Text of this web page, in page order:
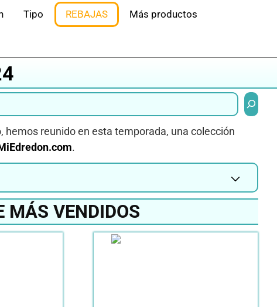
Tipo REBAJAS Más productos
Buscar
reunido en esta temporada, una colección
.
MÁS VENDIDOS